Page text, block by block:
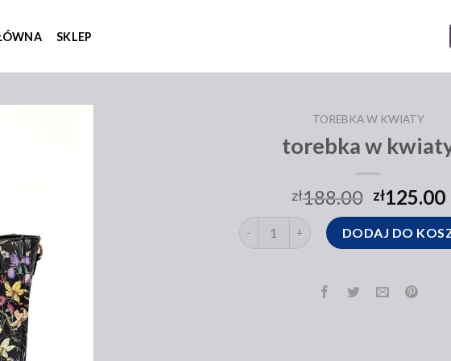
SKLEP
TOREBKA W KWIATY
torebka w
zł188.00 zł125.00
ilość torebka w kwiatyDODAJ DO